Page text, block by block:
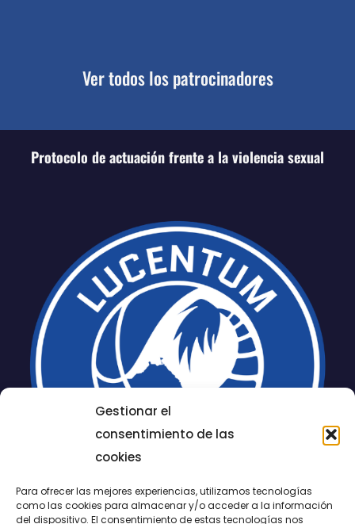
Gestionar el
consentimiento de las
cookies
Para ofrecer las mejores experiencias, utilizamos tecnologías
como las cookies para almacenar y/o acceder a la información
del dispositivo. El consentimiento de estas tecnologías nos
Ver todos los patrocinadores
Protocolo de actuación frente a la violencia sexual